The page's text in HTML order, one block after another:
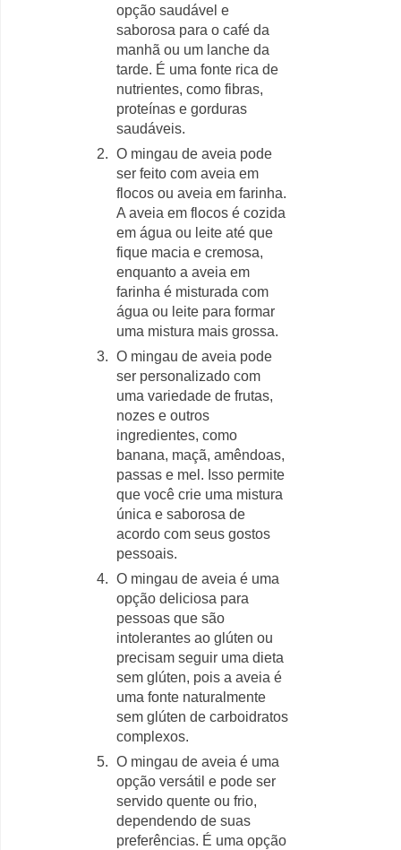
opção saudável e
saborosa para o café da
manhã ou um lanche da
tarde. É uma fonte rica de
nutrientes, como fibras,
proteínas e gorduras
saudáveis.
O mingau de aveia pode
ser feito com aveia em
flocos ou aveia em farinha.
A aveia em flocos é cozida
em água ou leite até que
fique macia e cremosa,
enquanto a aveia em
farinha é misturada com
água ou leite para formar
uma mistura mais grossa.
O mingau de aveia pode
ser personalizado com
uma variedade de frutas,
nozes e outros
ingredientes, como
banana, maçã, amêndoas,
passas e mel. Isso permite
que você crie uma mistura
única e saborosa de
acordo com seus gostos
pessoais.
O mingau de aveia é uma
opção deliciosa para
pessoas que são
intolerantes ao glúten ou
precisam seguir uma dieta
sem glúten, pois a aveia é
uma fonte naturalmente
sem glúten de carboidratos
complexos.
O mingau de aveia é uma
opção versátil e pode ser
servido quente ou frio,
dependendo de suas
preferências. É uma opção